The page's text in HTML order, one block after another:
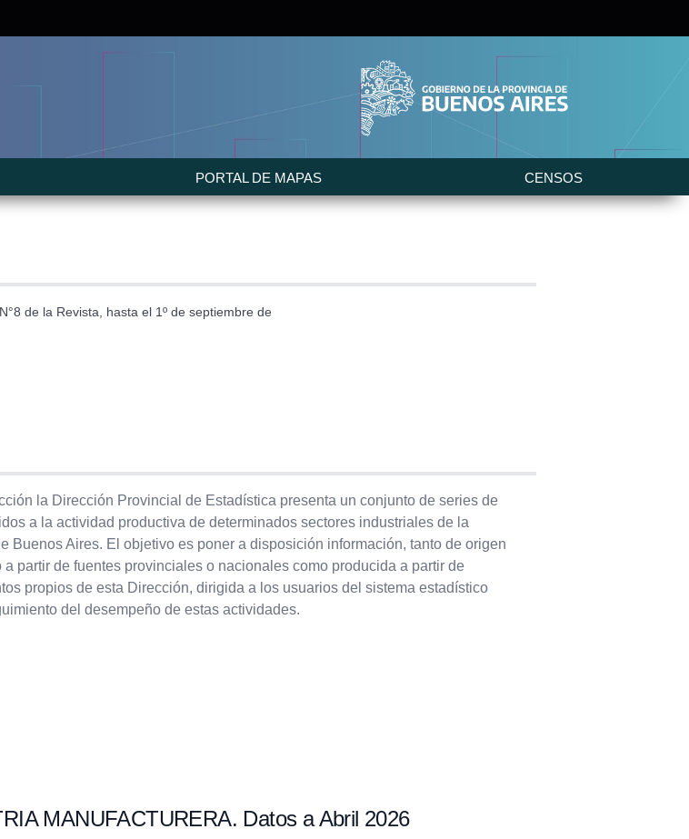
PORTAL DE MAPAS CENSOS
de la Revista, hasta el 1º de septiembre de
la Dirección Provincial de Estadística presenta un conjunto de series de
a la actividad productiva de determinados sectores industriales de la
Buenos Aires. El objetivo es poner a disposición información, tanto de origen
a partir de fuentes provinciales o nacionales como producida a partir de
propios de esta Dirección, dirigida a los usuarios del sistema estadístico
del desempeño de estas actividades.
MANUFACTURERA. Datos a Abril 2026